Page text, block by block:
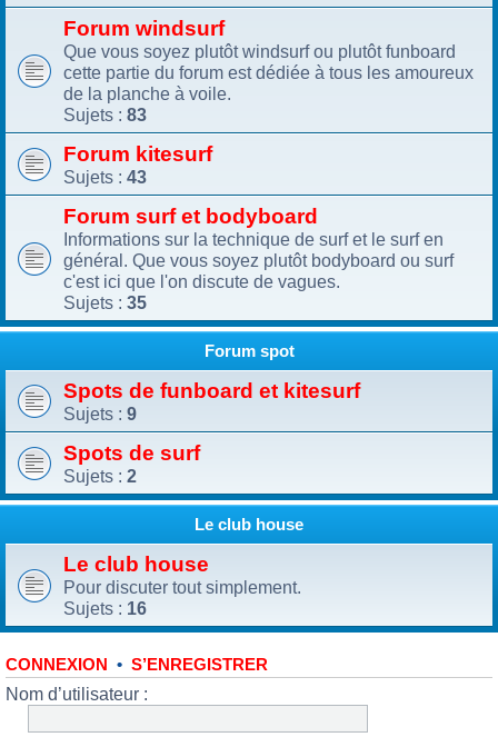
Forum windsurf
Que vous soyez plutôt windsurf ou plutôt funboard
cette partie du forum est dédiée à tous les amoureux
de la planche à voile.
Sujets : 83
Forum kitesurf
Sujets : 43
Forum surf et bodyboard
Informations sur la technique de surf et le surf en
général. Que vous soyez plutôt bodyboard ou surf
c'est ici que l'on discute de vagues.
Sujets : 35
Forum spot
Spots de funboard et kitesurf
Sujets : 9
Spots de surf
Sujets : 2
Le club house
Le club house
Pour discuter tout simplement.
Sujets : 16
CONNEXION • S’ENREGISTRER
Nom d’utilisateur :